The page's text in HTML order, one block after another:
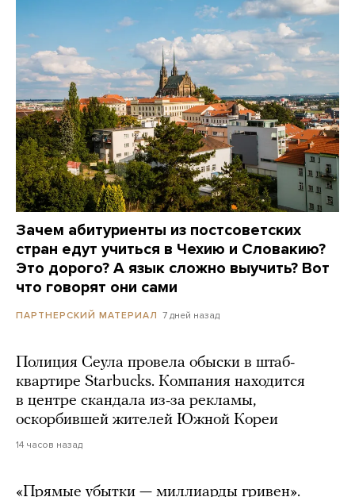
Зачем абитуриенты из постсоветских
стран едут учиться в Чехию и Словакию?
Это дорого? А язык сложно выучить? Вот
что говорят они сами
ПАРТНЕРСКИЙ МАТЕРИАЛ 7 дней назад
Полиция Сеула провела обыски в штаб-
квартире Starbucks. Компания находится
в центре скандала из-за рекламы,
оскорбившей жителей Южной Кореи
14 часов назад
«Прямые убытки — миллиарды гривен».